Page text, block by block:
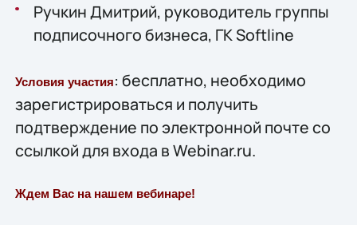
Ручкин Дмитрий, руководитель группы
подписочного бизнеса, ГК Softline
Условия участия: бесплатно, необходимо
зарегистрироваться и получить
подтверждение по электронной почте со
ссылкой для входа в Webinar.ru.
Ждем Вас на нашем вебинаре!